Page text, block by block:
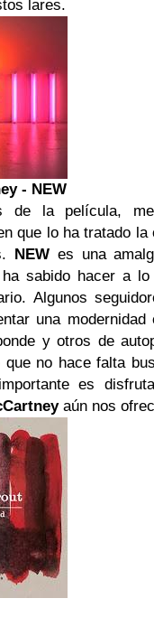
lares.
- NEW
de la película,
que lo ha tratado
NEW es una
ha sabido hacer a
Algunos
una
y otros de
que no hace falta
es
aún nos